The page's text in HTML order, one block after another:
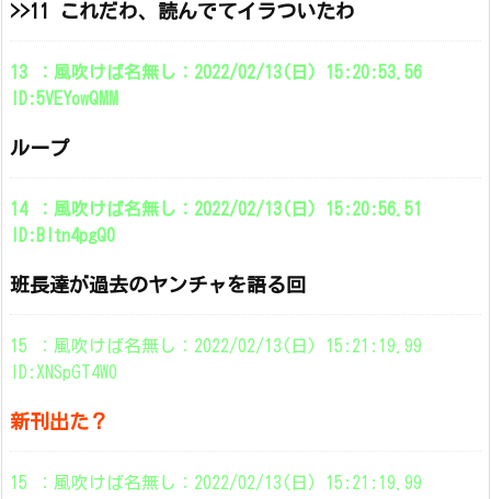
>>11 これだわ、読んでてイラついたわ
13 ：風吹けば名無し：2022/02/13(日) 15:20:53.56
ID:5VEYowQMM
ループ
14 ：風吹けば名無し：2022/02/13(日) 15:20:56.51
ID:Bltn4pgQ0
班長達が過去のヤンチャを語る回
15 ：風吹けば名無し：2022/02/13(日) 15:21:19.99
ID:XNSpGT4W0
新刊出た？
15 ：風吹けば名無し：2022/02/13(日) 15:21:19.99